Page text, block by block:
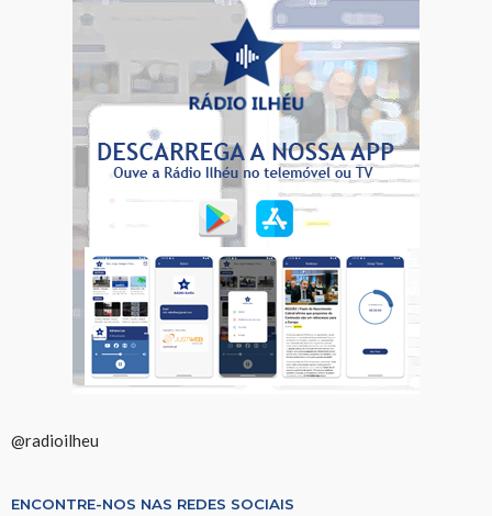
@radioilheu
ENCONTRE-NOS NAS REDES SOCIAIS